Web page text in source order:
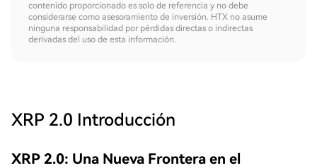
contenido proporcionado es solo de referencia y no debe
considerarse como asesoramiento de inversión. HTX no asume
ninguna responsabilidad por pérdidas directas o indirectas
derivadas del uso de esta información.
XRP 2.0 Introducción
XRP 2.0: Una Nueva Frontera en el